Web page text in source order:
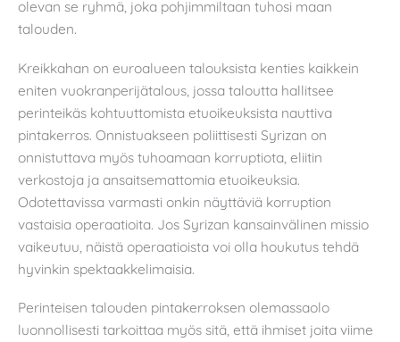
olevan se ryhmä, joka pohjimmiltaan tuhosi maan
talouden.
Kreikkahan on euroalueen talouksista kenties kaikkein
eniten vuokranperijätalous, jossa taloutta hallitsee
perinteikäs kohtuuttomista etuoikeuksista nauttiva
pintakerros. Onnistuakseen poliittisesti Syrizan on
onnistuttava myös tuhoamaan korruptiota, eliitin
verkostoja ja ansaitsemattomia etuoikeuksia.
Odotettavissa varmasti onkin näyttäviä korruption
vastaisia operaatioita. Jos Syrizan kansainvälinen missio
vaikeutuu, näistä operaatioista voi olla houkutus tehdä
hyvinkin spektaakkelimaisia.
Perinteisen talouden pintakerroksen olemassaolo
luonnollisesti tarkoittaa myös sitä, että ihmiset joita viime